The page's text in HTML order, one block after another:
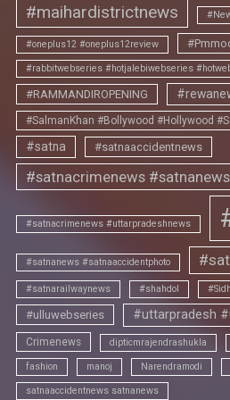
#maihardistrictnews
#oneplus12 #oneplus12review
#rabbitwebseries #hotjalebiwebseries
#RAMMANDIROPENING
#SalmanKhan #Bollywood #Hollywood
#satna #satnaaccidentnews
#satnacrimenews #satnanews
#satnacrimenews #uttarpradeshnews
#satnanews #satnaaccidentphoto
#satnarailwaynews #shahdol
#ulluwebseries #uttarpradesh
Crimenews dipticmrajendrashukla
fashion manoj Narendramodi
satnaaccidentnews satnanews